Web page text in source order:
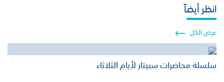
انظر أيضاً
عرض الكل
سلسلة محاضرات سبيتار لأيام الثلاثاء